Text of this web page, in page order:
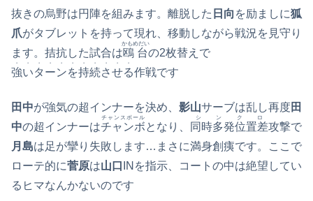
抜きの烏野は円陣を組みます。離脱した 日向 を励ましに狐
爪がタブレットを持って現れ、移動しながら戦況を見守り
ます。拮抗した試合は鴎台
かもめだい
の2枚替えで
強いターンを持続させる
・・・・・・・・・・・
作戦です
田中が強気の超インナーを決め、 影山サーブは乱し再度田
中の超インナーはチャンボ
チャンスボール
となり、 同時多発位置差
シンクロ
攻撃で
月島は足が攣り失敗します…まさに満身創痍です。ここで
ローテ的に菅原は山口 INを指示、コートの中は絶望してい
るヒマなんかないのです